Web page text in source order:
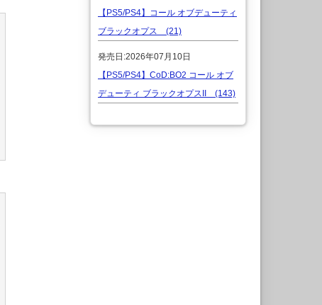
【PS5/PS4】コール オブデューティ
ブラックオプス (21)
発売日:2026年07月10日
【PS5/PS4】CoD:BO2 コール オブ
デューティ ブラックオプスII (143)